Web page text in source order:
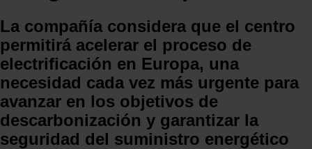
La compañía considera que el centro
permitirá acelerar el proceso de
electrificación en Europa, una
necesidad cada vez más urgente para
avanzar en los objetivos de
descarbonización y garantizar la
seguridad del suministro energético